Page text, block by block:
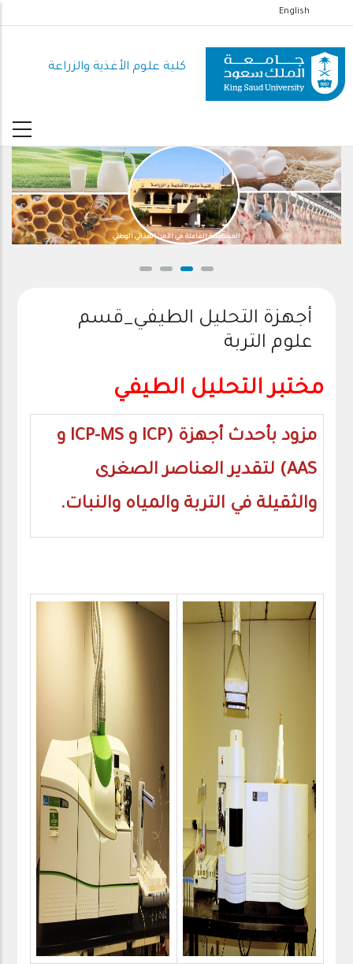
إلى
المحتوى
الرئيسي
English
كلية علوم الأغذية والزراعة
المساهمة الفاعلة في الأمن
أجهزة التحليل الطيفي_قسم
علوم التربة
مختبر التحليل الطيفي
مزود بأحدث أجهزة (ICP و ICP-MS و
AAS) لتقدير العناصر الصغرى
والثقيلة في التربة والمياه والنبات.